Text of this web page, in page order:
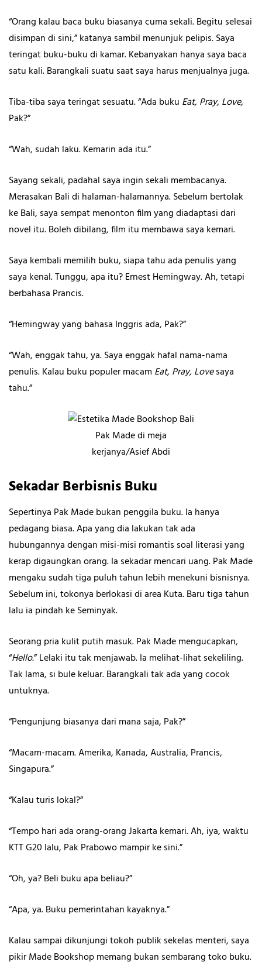
“Orang kalau baca buku biasanya cuma sekali. Begitu selesai
disimpan di sini,” katanya sambil menunjuk pelipis. Saya
teringat buku-buku di kamar. Kebanyakan hanya saya baca
satu kali. Barangkali suatu saat saya harus menjualnya juga.
Tiba-tiba saya teringat sesuatu. “Ada buku Eat, Pray, Love,
Pak?”
“Wah, sudah laku. Kemarin ada itu.”
Sayang sekali, padahal saya ingin sekali membacanya.
Merasakan Bali di halaman-halamannya. Sebelum bertolak
ke Bali, saya sempat menonton film yang diadaptasi dari
novel itu. Boleh dibilang, film itu membawa saya kemari.
Saya kembali memilih buku, siapa tahu ada penulis yang
saya kenal. Tunggu, apa itu? Ernest Hemingway. Ah, tetapi
berbahasa Prancis.
“Hemingway yang bahasa Inggris ada, Pak?”
“Wah, enggak tahu, ya. Saya enggak hafal nama-nama
penulis. Kalau buku populer macam Eat, Pray, Lovesaya
tahu.”
Pak Made di meja
kerjanya/Asief Abdi
Sekadar Berbisnis Buku
Sepertinya Pak Made bukan penggila buku. Ia hanya
pedagang biasa. Apa yang dia lakukan tak ada
hubungannya dengan misi-misi romantis soal literasi yang
kerap digaungkan orang. Ia sekadar mencari uang. Pak Made
mengaku sudah tiga puluh tahun lebih menekuni bisnisnya.
Sebelum ini, tokonya berlokasi di area Kuta. Baru tiga tahun
lalu ia pindah ke Seminyak.
Seorang pria kulit putih masuk. Pak Made mengucapkan,
“Hello.” Lelaki itu tak menjawab. Ia melihat-lihat sekeliling.
Tak lama, si bule keluar. Barangkali tak ada yang cocok
untuknya.
“Pengunjung biasanya dari mana saja, Pak?”
“Macam-macam. Amerika, Kanada, Australia, Prancis,
Singapura.”
“Kalau turis lokal?”
“Tempo hari ada orang-orang Jakarta kemari. Ah, iya, waktu
KTT G20 lalu, Pak Prabowo mampir ke sini.”
“Oh, ya? Beli buku apa beliau?”
“Apa, ya. Buku pemerintahan kayaknya.”
Kalau sampai dikunjungi tokoh publik sekelas menteri, saya
pikir Made Bookshop memang bukan sembarang toko buku.